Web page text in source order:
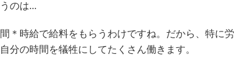
のは...
＊時給で給料をもらうわけですね。だから、特に労
分の時間を犠牲にしてたくさん働きます。